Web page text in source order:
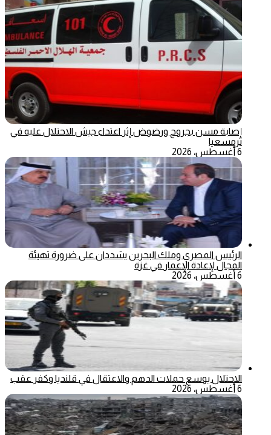
إصابة مسن بجروح ورضوض إثر اعتداء جيش الاحتلال عليه في
ترمسعيا
6 أغسطس، 2026
الرئيس المصري وملك البحرين يشددان على ضرورة تهيئة
المجال لإعادة الإعمار في غزة
6 أغسطس، 2026
الاحتلال يوسع حملات الدهم والاعتقال في قلنديا وكفر عقب
6 أغسطس، 2026